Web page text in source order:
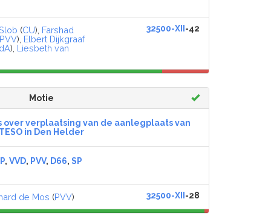
(CU), Farshad
PVV), Elbert Dijkgraaf
), Liesbeth van
32500-XII -42
Motie
over verplaatsing van de aanlegplaats van
in Den Helder
, VVD, PVV, D66, SP
de Mos (PVV) 32500-XII -28